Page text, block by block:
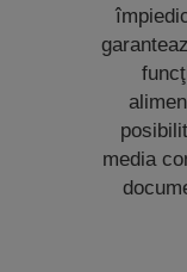
media